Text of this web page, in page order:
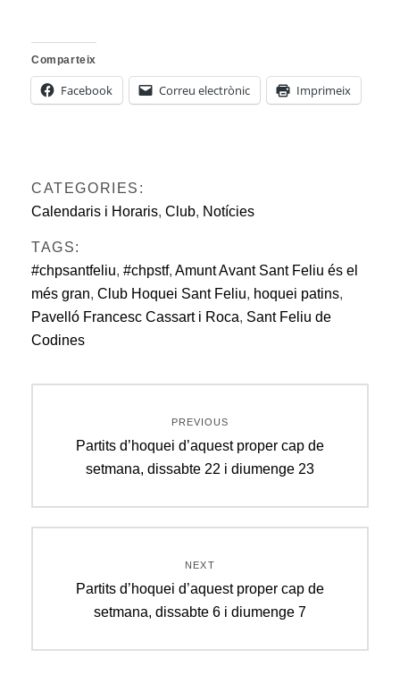
Comparteix
Facebook Correu electrònic Imprimeix
CATEGORIES:
Calendaris i Horaris, Club, Notícies
TAGS:
#chpsantfeliu, #chpstf, Amunt Avant Sant Feliu és el
més gran, Club Hoquei Sant Feliu, hoquei patins,
Pavelló Francesc Cassart i Roca, Sant Feliu de
Codines
d'entrades
PREVIOUS
Previous
post:
Partits d’hoquei d’aquest proper cap de
setmana, dissabte 22 i diumenge 23
NEXT
Next
post:
Partits d’hoquei d’aquest proper cap de
setmana, dissabte 6 i diumenge 7